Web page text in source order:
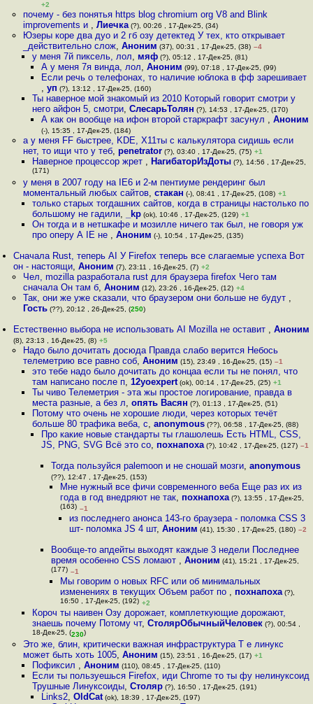
+2
почему - без понятья https blog chromium org V8 and Blink
improvements и , Лиечка(?), 00:26 , 17-Дек-25, (34)
Юзеры коре два дуо и 2 гб озу детектед У тех, кто открывает
_действительно слож, Аноним (37), 00:31 , 17-Дек-25, (38) –4
у меня 7й пиксель, лол, мяф(?), 05:12 , 17-Дек-25, (81)
А у меня 7я винда, лол,Аноним (99), 07:18 , 17-Дек-25, (99)
Если речь о телефонах, то наличие юблока в фф зарешивает
,уп (?), 13:12 , 17-Дек-25, (160)
Ты наверное мой знакомый из 2010 Который говорит смотри у
него айфон 5, смотри, СлесарьТолян (?), 14:53 , 17-Дек-25, (170)
А как он вообще на ифон второй старкрафт засунул ,Аноним
(-), 15:35 , 17-Дек-25, (184)
а у меня FF быстрее, KDE, X11ты с калькулятора сидишь если
нет, то ищи что у теб, penetrator(?), 03:40 , 17-Дек-25, (75) +1
Наверное процессор жрет , НагибаторИзДоты(?), 14:56 , 17-Дек-25,
(171)
у меня в 2007 году на IE6 и 2-м пентиуме рендеринг был
моментальный любых сайтов, стакан (-), 08:41 , 17-Дек-25, (108) +1
только старых тогдашних сайтов, когда в страницы настолько по
большому не гадили, _kp(ok), 10:46 , 17-Дек-25, (129) +1
Он тогда и в нетшкафе и мозилле ничего так был, не говоря уж
про оперу А IE не , Аноним (-), 10:54 , 17-Дек-25, (135)
Сначала Rust, теперь AI У Firefox теперь все слагаемые успеха Вот
он - настоящи,Аноним (7), 23:11 , 16-Дек-25, (7) +2
Чел, mozilla разработала rust для браузера firefox Чего там
сначала Он там б, Аноним (12), 23:26 , 16-Дек-25, (12) +4
Так, они же уже сказали, что браузером они больше не будут ,
Гость(??), 20:12 , 26-Дек-25, (250)
Естественно выбора не использовать AI Mozilla не оставит ,Аноним
(8), 23:13 , 16-Дек-25, (8) +5
Надо было дочитать досюда Правда слабо верится Небось
телеметрию все равно соб, Аноним (15), 23:49 , 16-Дек-25, (15) –1
это тебе надо было дочитать до концаа если ты не понял, что
там написано после п, 12yoexpert(ok), 00:14 , 17-Дек-25, (25) +1
Ты чиво Телеметрия - эта жы простое логирование, правда в
места разные, а без л, опять Васян (?), 01:13 , 17-Дек-25, (51)
Потому что очень не хорошие люди, через которых течёт
больше 80 трафика веба, с, anonymous(??), 06:58 , 17-Дек-25, (88)
Про какие новые стандарты ты глашолешь Есть HTML, CSS,
JS, PNG, SVG Всё это со, похнапоха (?), 10:42 , 17-Дек-25, (127) –1
Тогда пользуйся palemoon и не сношай мозги, anonymous
(??), 12:47 , 17-Дек-25, (153)
Мне нужный все фичи современного веба Еще раз их из
года в год внедряют не так, похнапоха(?), 13:55 , 17-Дек-25,
(163) –1
из последнего анонса 143-го браузера - поломка CSS 3
шт- поломка JS 4 шт,Аноним (41), 15:30 , 17-Дек-25, (180) –2
Вообще-то апдейты выходят каждые 3 недели Последнее
время особенно CSS ломают , Аноним (41), 15:21 , 17-Дек-25,
(177) –1
Мы говорим о новых RFC или об минимальных
изменениях в текущих Объем работ по , похнапоха(?),
16:50 , 17-Дек-25, (192) +2
Короч ты наивен Озу дорожает, комплеткующие дорожают,
знаешь почему Потому чт, СтолярОбычныйЧеловек(?), 00:54 ,
18-Дек-25, (230)
Это же, блин, критически важная инфраструктура Т е линукс
может быть хоть 1005, Аноним (15), 23:51 , 16-Дек-25, (17) +1
Пофиксил , Аноним (110), 08:45 , 17-Дек-25, (110)
Если ты пользуешься Firefox, иди Chrome то ты фу нелинуксоид
Трушные Линуксоиды, Столяр(?), 16:50 , 17-Дек-25, (191)
Links2,OldCat (ok), 18:39 , 17-Дек-25, (197)